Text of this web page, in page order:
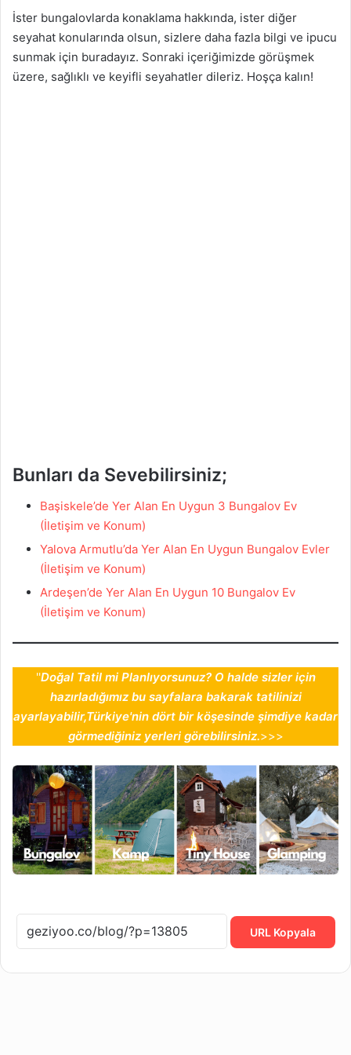
İster bungalovlarda konaklama hakkında, ister diğer
seyahat konularında olsun, sizlere daha fazla bilgi ve ipucu
sunmak için buradayız. Sonraki içeriğimizde görüşmek
üzere, sağlıklı ve keyifli seyahatler dileriz. Hoşça kalın!
Bunları da Sevebilirsiniz;
Başiskele’de Yer Alan En Uygun 3 Bungalov Ev
(İletişim ve Konum)
Yalova Armutlu’da Yer Alan En Uygun Bungalov Evler
(İletişim ve Konum)
Ardeşen’de Yer Alan En Uygun 10 Bungalov Ev
(İletişim ve Konum)
''Doğal Tatil mi Planlıyorsunuz? O halde sizler için
hazırladığımız bu sayfalara bakarak tatilinizi
ayarlayabilir,Türkiye'nin dört bir köşesinde şimdiye kadar
görmediğiniz yerleri görebilirsiniz.>>>
URL Kopyala